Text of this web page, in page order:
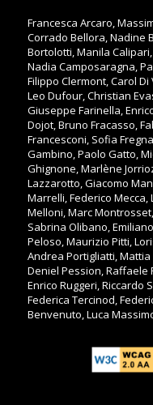
Francesca Arcaro,
Corrado Bellora, Nadine
Bortolotti, Manila
Nadia Camposaragna,
Filippo Clermont, Carol Di
Leo Dufour, Christian
Giuseppe Farinella,
Dojot, Bruno Fracasso,
Francesconi, Sofia
Gambino, Paolo Gatto,
Ghignone, Marlène
Lazzarotto, Giacomo
Marrelli, Federico Mecca,
Melloni, Marc
Sabrina Olibano,
Peloso, Maurizio Pitti,
Andrea Portigliatti,
Deniel Pession, Raffaele
Enrico Ruggeri, Riccardo
Federica Tercinod,
Benvenuto, Luca